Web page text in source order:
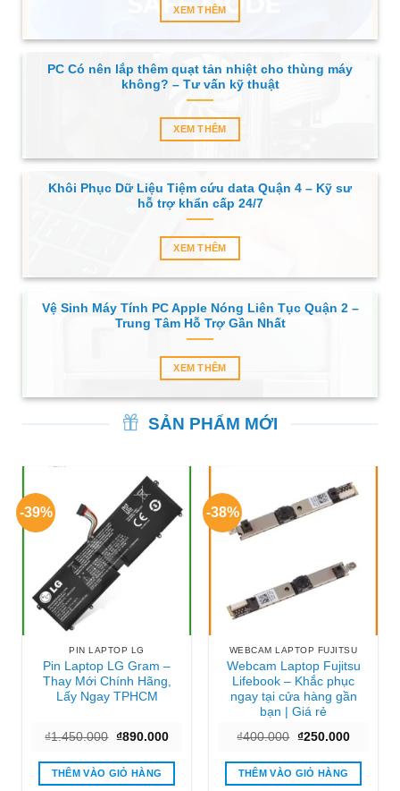
XEM THÊM
PC Có nên lắp thêm quạt tản nhiệt cho thùng máy
không? – Tư vấn kỹ thuật
XEM THÊM
Khôi Phục Dữ Liệu Tiệm cứu data Quận 4 – Kỹ sư
hỗ trợ khẩn cấp 24/7
XEM THÊM
Vệ Sinh Máy Tính PC Apple Nóng Liên Tục Quận 2 –
Trung Tâm Hỗ Trợ Gần Nhất
XEM THÊM
SẢN PHẨM MỚI
-39%
PIN LAPTOP LG
Pin Laptop LG Gram –
Thay Mới Chính Hãng,
Lấy Ngay TPHCM
₫1.450.000 Giá
là:
₫1.450.000.
₫890.000Giá
tại
₫890.000.
THÊM VÀO GIỎ HÀNG
-38%
WEBCAM LAPTOP FUJITSU
Webcam Laptop Fujitsu
Lifebook – Khắc phục
ngay tại cửa hàng gần
bạn | Giá rẻ
₫400.000 Giá
là:
₫400.000.
₫250.000Giá
tại
THÊM VÀO GIỎ HÀNG